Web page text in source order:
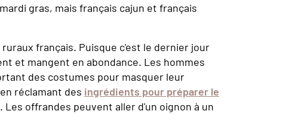
gras, mais français cajun et français
français. Puisque c'est le dernier jour
et mangent en abondance. Les hommes
des costumes pour masquer leur
réclamant des ingrédients pour préparer le
offrandes peuvent aller d'un oignon à un